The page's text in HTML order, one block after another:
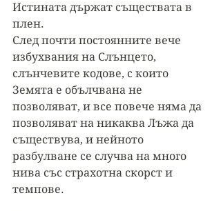
Истината държат съществата в
плен.
След почти постоянните вече
избухвания на Слънцето,
слънчевите кодове, с които
Земята е обълчвана не
позволяват, и все повече няма да
позволяват на никаква Лъжа да
съществува, и нейното
разбулване се случва на много
нива със страхотна скорст и
темпове.